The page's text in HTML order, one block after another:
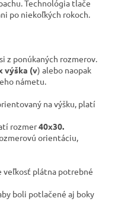
Technológia tlače
po niekoľkých rokoch.
z ponúkaných rozmerov.
výška (v) alebo naopak
námetu.
na výšku, platí
rozmer40x30.
orientáciu,
veľkosť plátna potrebné
boli potlačené aj boky